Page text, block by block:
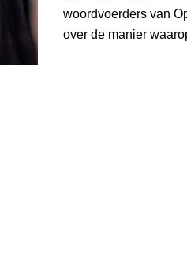
woordvoerders van
over de manier